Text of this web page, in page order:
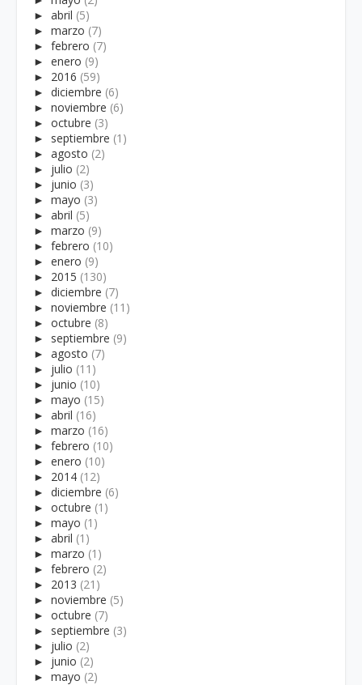
► abril (5)
► marzo (7)
► febrero (7)
► enero (9)
► 2016 (59)
► diciembre (6)
► noviembre (6)
► octubre (3)
► septiembre (1)
► agosto (2)
► julio (2)
► junio (3)
► mayo (3)
► abril (5)
► marzo (9)
► febrero (10)
► enero (9)
► 2015 (130)
► diciembre (7)
► noviembre (11)
► octubre (8)
► septiembre (9)
► agosto (7)
► julio (11)
► junio (10)
► mayo (15)
► abril (16)
► marzo (16)
► febrero (10)
► enero (10)
► 2014 (12)
► diciembre (6)
► octubre (1)
► mayo (1)
► abril (1)
► marzo (1)
► febrero (2)
► 2013 (21)
► noviembre (5)
► octubre (7)
► septiembre (3)
► julio (2)
► junio (2)
► mayo (2)